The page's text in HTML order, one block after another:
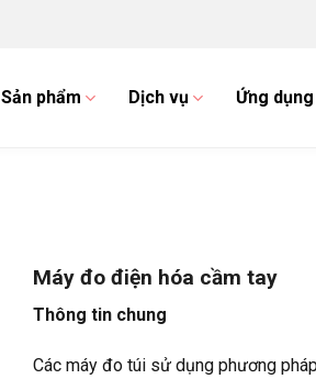
Sản phẩm Dịch vụ Ứng dụng
Máy đo điện hóa cầm tay
Thông tin chung
Các máy đo túi sử dụng phương